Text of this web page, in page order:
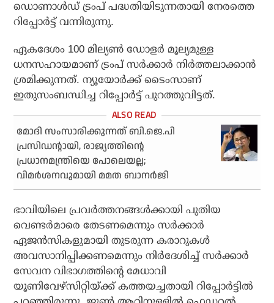
ഡൊണാള്‍ഡ് ട്രംപ് പദ്ധതിയിടുന്നതായി നേരത്തെ
റിപ്പോര്‍ട്ട് വന്നിരുന്നു.
ഏകദേശം 100 മില്യണ്‍ ഡോളര്‍ മൂല്യമുള്ള
ധനസഹായമാണ് ട്രംപ് സര്‍ക്കാര്‍ നിര്‍ത്തലാക്കാന്‍
ശ്രമിക്കുന്നത്. ന്യൂയോര്‍ക്ക് ടൈംസാണ്
ഇതുസംബന്ധിച്ച റിപ്പോര്‍ട്ട് പുറത്തുവിട്ടത്.
മോദി സംസാരിക്കുന്നത് ബി.ജെ.പി
പ്രസിഡന്റായി, രാജ്യത്തിന്റെ
പ്രധാനമന്ത്രിയെ പോലെയല്ല;
വിമര്‍ശനവുമായി മമത ബാനര്‍ജി
ഭാവിയിലെ പ്രവര്‍ത്തനങ്ങള്‍ക്കായി പുതിയ
വെണ്ടര്‍മാരെ തേടണമെന്നും സര്‍ക്കാര്‍
ഏജന്‍സികളുമായി തുടരുന്ന കരാറുകള്‍
അവസാനിപ്പിക്കണമെന്നും നിര്‍ദേശിച്ച് സര്‍ക്കാര്‍
സേവന വിഭാഗത്തിന്റെ മേധാവി
യൂണിവേഴ്സിറ്റിയ്ക്ക് കത്തയച്ചതായി റിപ്പോര്‍ട്ടില്‍